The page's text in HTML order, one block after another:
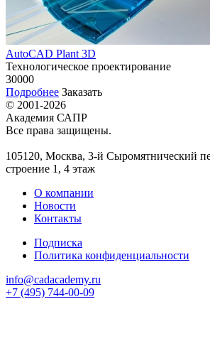
AutoCAD Plant 3D
Технологическое проектирование
30000
Подробнее Заказать
© 2001-2026
Академия САПР
Все права защищены.
105120, Москва, 3-й Сыромятнический
строение 1, 4 этаж
О компании
Новости
Контакты
Подписка
Политика конфиденциальности
info@cadacademy.ru
+7 (495) 744-00-09